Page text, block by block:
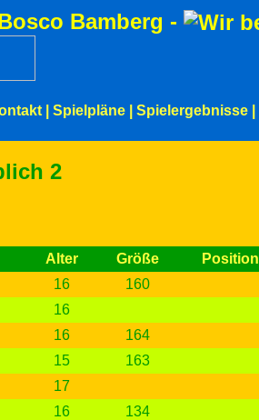
Bamberg -
Spielpläne Spielergebnisse
2
Alter Größe Position
16 160
16
16 164
15 163
17
16 134